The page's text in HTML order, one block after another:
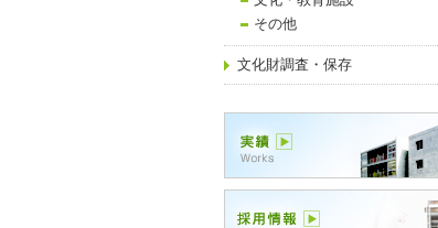
その他
文化財調査・保存